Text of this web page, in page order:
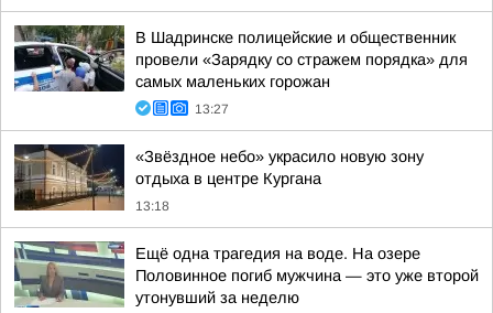
В Шадринске полицейские и общественник
провели «Зарядку со стражем порядка» для
самых маленьких горожан
13:27
«Звёздное небо» украсило новую зону
отдыха в центре Кургана
13:18
Ещё одна трагедия на воде. На озере
Половинное погиб мужчина — это уже второй
утонувший за неделю